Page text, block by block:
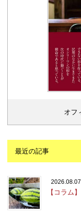
オフ
最近の記事
2026.08.07
【コラム】